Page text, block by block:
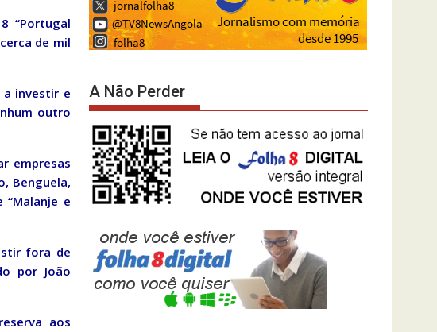
“Portugal
de mil
a investir e
outro
empresas
Benguela,
e
fora de
por João
aos
A Não Perder